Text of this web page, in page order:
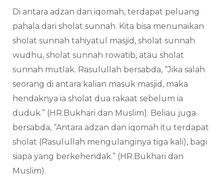
Di antara adzan dan iqomah, terdapat peluang
pahala dari sholat sunnah. Kita bisa menunaikan
sholat sunnah tahiyatul masjid, sholat sunnah
wudhu, sholat sunnah rowatib, atau sholat
sunnah mutlak. Rasulullah bersabda, “Jika salah
seorang di antara kalian masuk masjid, maka
hendaknya ia sholat dua rakaat sebelum ia
duduk.” (HR.Bukhari dan Muslim). Beliau juga
bersabda, “Antara adzan dan iqomah itu terdapat
sholat (Rasulullah mengulanginya tiga kali), bagi
siapa yang berkehendak.” (HR.Bukhari dan
Muslim).